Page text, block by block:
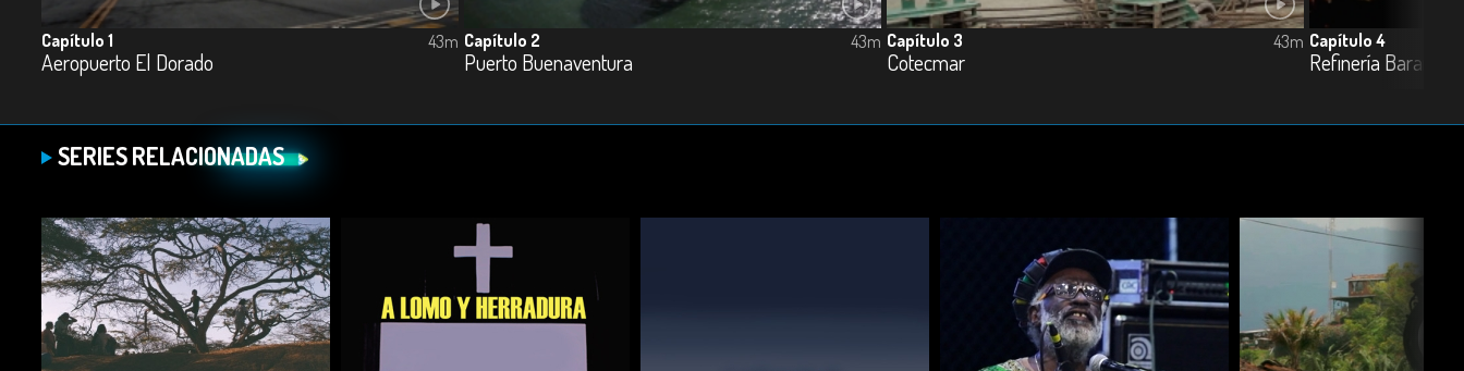
Capítulo 1
Aeropuerto El Dorado
43m Capítulo 2
Puerto Buenaventura
43m Capítulo 3
Cotecmar
43m Capítulo 4
Refinería
SERIES RELACIONADAS